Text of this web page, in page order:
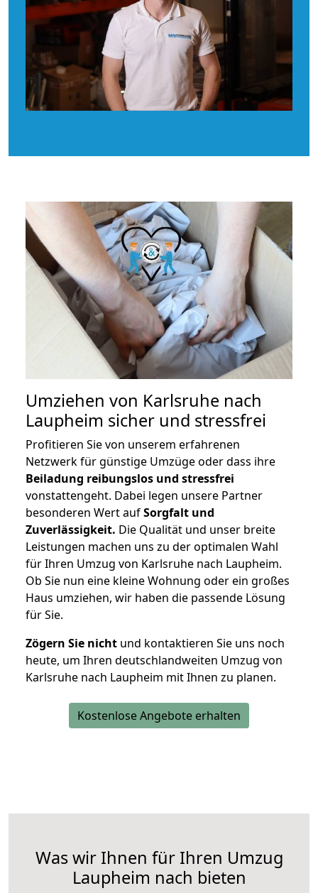
Umziehen von Karlsruhe nach
Laupheim sicher und stressfrei
Profitieren Sie von unserem erfahrenen
Netzwerk für günstige Umzüge oder dass ihre
Beiladung reibungslos und stressfrei
vonstattengeht. Dabei legen unsere Partner
besonderen Wert aufSorgfalt und
Zuverlässigkeit. Die Qualität und unser breite
Leistungen machen uns zu der optimalen Wahl
für Ihren Umzug von Karlsruhe nach Laupheim.
Ob Sie nun eine kleine Wohnung oder ein großes
Haus umziehen, wir haben die passende Lösung
für Sie.
Zögern Sie nicht und kontaktieren Sie uns noch
heute, um Ihren deutschlandweiten Umzug von
Karlsruhe nach Laupheim mit Ihnen zu planen.
Kostenlose Angebote erhalten
Was wir Ihnen für Ihren Umzug
Laupheim nach bieten